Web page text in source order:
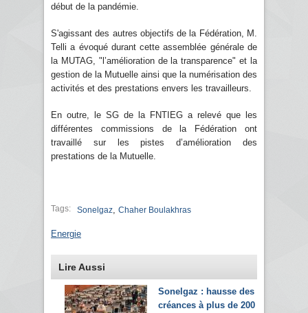
début de la pandémie.
S'agissant des autres objectifs de la Fédération, M.
Telli a évoqué durant cette assemblée générale de
la MUTAG, "l’amélioration de la transparence" et la
gestion de la Mutuelle ainsi que la numérisation des
activités et des prestations envers les travailleurs.
En outre, le SG de la FNTIEG a relevé que les
différentes commissions de la Fédération ont
travaillé sur les pistes d’amélioration des
prestations de la Mutuelle.
Tags: Sonelgaz Chaher Boulakhras
Energie
Lire Aussi
Sonelgaz : hausse des
créances à plus de 200